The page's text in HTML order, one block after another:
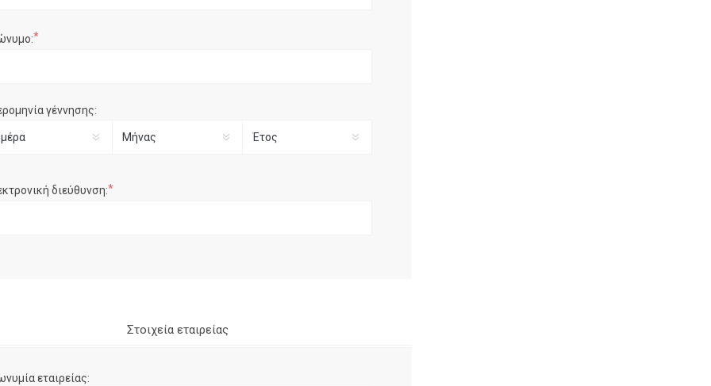
*
γέννησης:
διεύθυνση:*
Στοιχεία εταιρείας
εταιρείας: